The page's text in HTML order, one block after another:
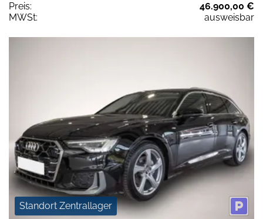
Preis:
46.900,00 €
MWSt:
ausweisbar
Standort Zentrallager